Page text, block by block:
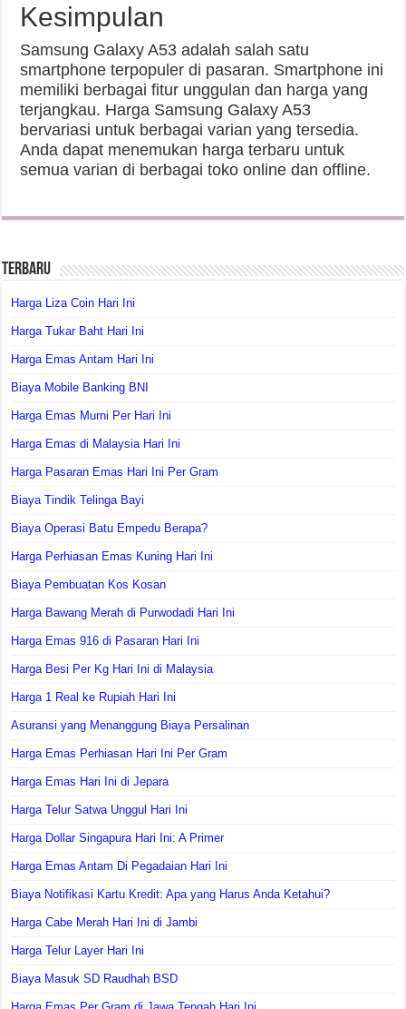
Kesimpulan
Samsung Galaxy A53 adalah salah satu
smartphone terpopuler di pasaran. Smartphone ini
memiliki berbagai fitur unggulan dan harga yang
terjangkau. Harga Samsung Galaxy A53
bervariasi untuk berbagai varian yang tersedia.
Anda dapat menemukan harga terbaru untuk
semua varian di berbagai toko online dan offline.
Terbaru
Harga Liza Coin Hari Ini
Harga Tukar Baht Hari Ini
Harga Emas Antam Hari Ini
Biaya Mobile Banking BNI
Harga Emas Murni Per Hari Ini
Harga Emas di Malaysia Hari Ini
Harga Pasaran Emas Hari Ini Per Gram
Biaya Tindik Telinga Bayi
Biaya Operasi Batu Empedu Berapa?
Harga Perhiasan Emas Kuning Hari Ini
Biaya Pembuatan Kos Kosan
Harga Bawang Merah di Purwodadi Hari Ini
Harga Emas 916 di Pasaran Hari Ini
Harga Besi Per Kg Hari Ini di Malaysia
Harga 1 Real ke Rupiah Hari Ini
Asuransi yang Menanggung Biaya Persalinan
Harga Emas Perhiasan Hari Ini Per Gram
Harga Emas Hari Ini di Jepara
Harga Telur Satwa Unggul Hari Ini
Harga Dollar Singapura Hari Ini: A Primer
Harga Emas Antam Di Pegadaian Hari Ini
Biaya Notifikasi Kartu Kredit: Apa yang Harus Anda Ketahui?
Harga Cabe Merah Hari Ini di Jambi
Harga Telur Layer Hari Ini
Biaya Masuk SD Raudhah BSD